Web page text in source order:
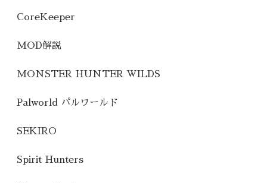
CoreKeeper
MOD解説
MONSTER HUNTER WILDS
Palworld パルワールド
SEKIRO
Spirit Hunters